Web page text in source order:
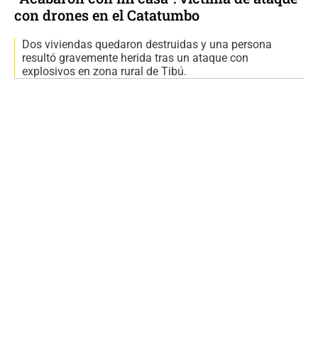
con drones en el Catatumbo
Dos viviendas quedaron destruidas y una persona
resultó gravemente herida tras un ataque con
explosivos en zona rural de Tibú.